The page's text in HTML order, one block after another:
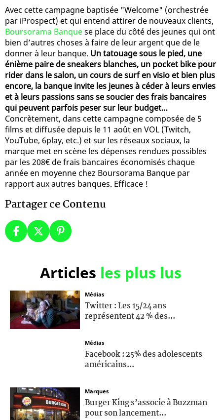
Avec cette campagne baptisée "Welcome" (orchestrée
par iProspect) et qui entend attirer de nouveaux clients,
Boursorama Banquese place du côté des jeunes qui ont
bien d’autres choses à faire de leur argent que de le
donner à leur banque. Un tatouage sous le pied, une
énième paire de sneakers blanches, un pocket bike pour
rider dans le salon, un cours de surf en visio et bien plus
encore, la banque invite les jeunes à céder à leurs envies
et à leurs passions sans se soucier des frais bancaires
qui peuvent parfois peser sur leur budget…
Concrètement, dans cette campagne composée de 5
films et diffusée depuis le 11 août en VOL (Twitch,
YouTube, 6play, etc.) et sur les réseaux sociaux, la
marque met en scène les dépenses rendues possibles
par les 208€ de frais bancaires économisés chaque
année en moyenne chez Boursorama Banque par
rapport aux autres banques. Efficace !
Partager ce Contenu
Articles les plus lus
Médias
Twitter : Les 15/24 ans
représentent 42 % des...
Médias
Facebook : 25% des adolescents
américains...
Marques
Burger King s’associe à Buzzman
pour son lancement...